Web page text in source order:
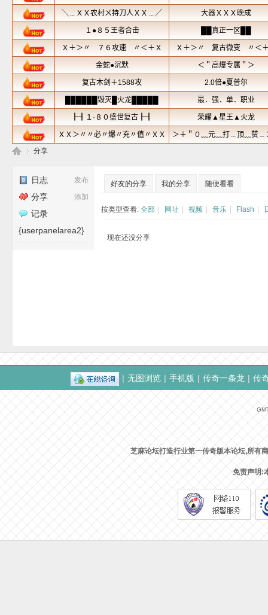
G
›
分享
发布
日志
添加
分享
记录
{userpanelarea2}
好友的分享 我的分享 随便看看
按类型查看: 全部 网址 视频 音乐 Flash
现在还没分享
| 无图浏览 | 手机版 | 传奇一条龙 | 传
芝麻论坛打造行业第一传奇版本论坛,所有
免责声明: